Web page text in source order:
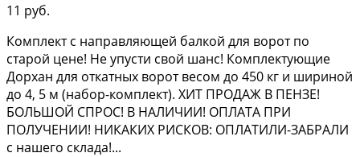
11 руб.
Комплект с направляющей балкой для ворот по
старой цене! Не упусти свой шанс! Комплектующие
Дорхан для откатных ворот весом до 450 кг и шириной
до 4, 5 м (набор-комплект). ХИТ ПРОДАЖ В ПЕНЗЕ!
БОЛЬШОЙ СПРОС! В НАЛИЧИИ! ОПЛАТА ПРИ
ПОЛУЧЕНИИ! НИКАКИХ РИСКОВ: ОПЛАТИЛИ-ЗАБРАЛИ
с нашего склада!...